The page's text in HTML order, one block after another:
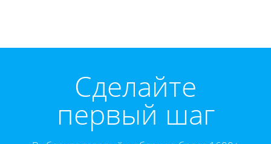
Cделайте
первый шаг